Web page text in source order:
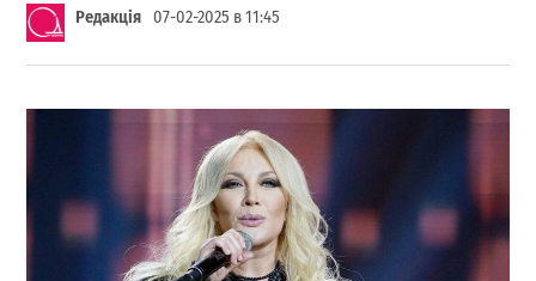
Редакція 07-02-2025 в 11:45